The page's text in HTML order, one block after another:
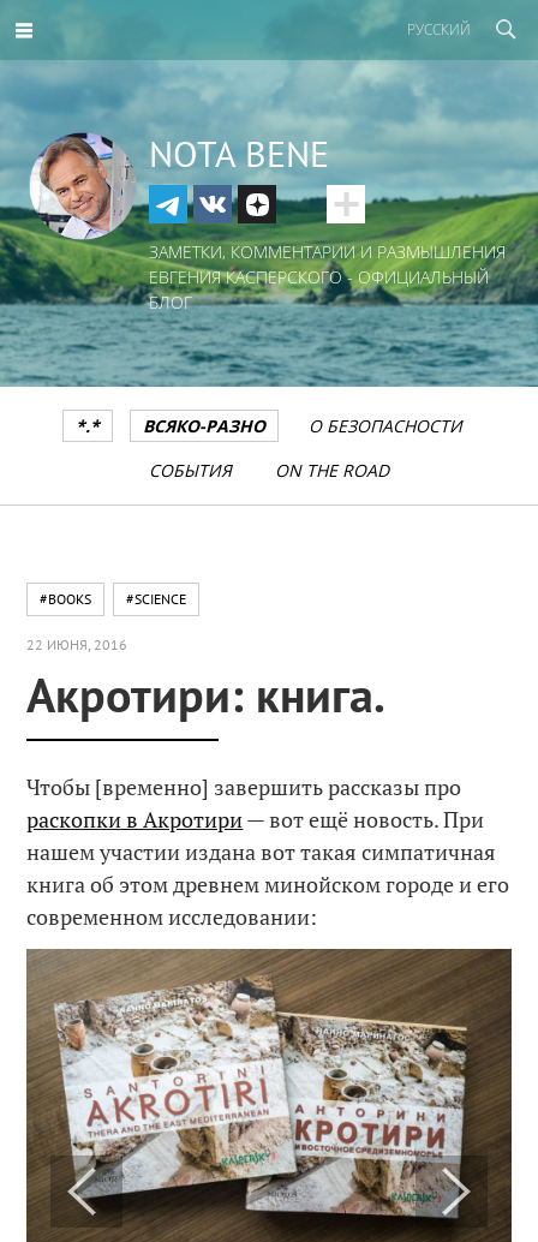
РУССКИЙ
NOTA BENE
ЗАМЕТКИ, КОММЕНТАРИИ И РАЗМЫШЛЕНИЯ
ЕВГЕНИЯ КАСПЕРСКОГО - ОФИЦИАЛЬНЫЙ
БЛОГ
*.* ВСЯКО-РАЗНО
О БЕЗОПАСНОСТИ
СОБЫТИЯ
ON THE ROAD
#BOOKS #SCIENCE
22 ИЮНЯ, 2016
Акротири: книга.
Чтобы [временно] завершить рассказы про
раскопки в Акротири— вот ещё новость. При
нашем участии издана вот такая симпатичная
книга об этом древнем минойском городе и его
современном исследовании: